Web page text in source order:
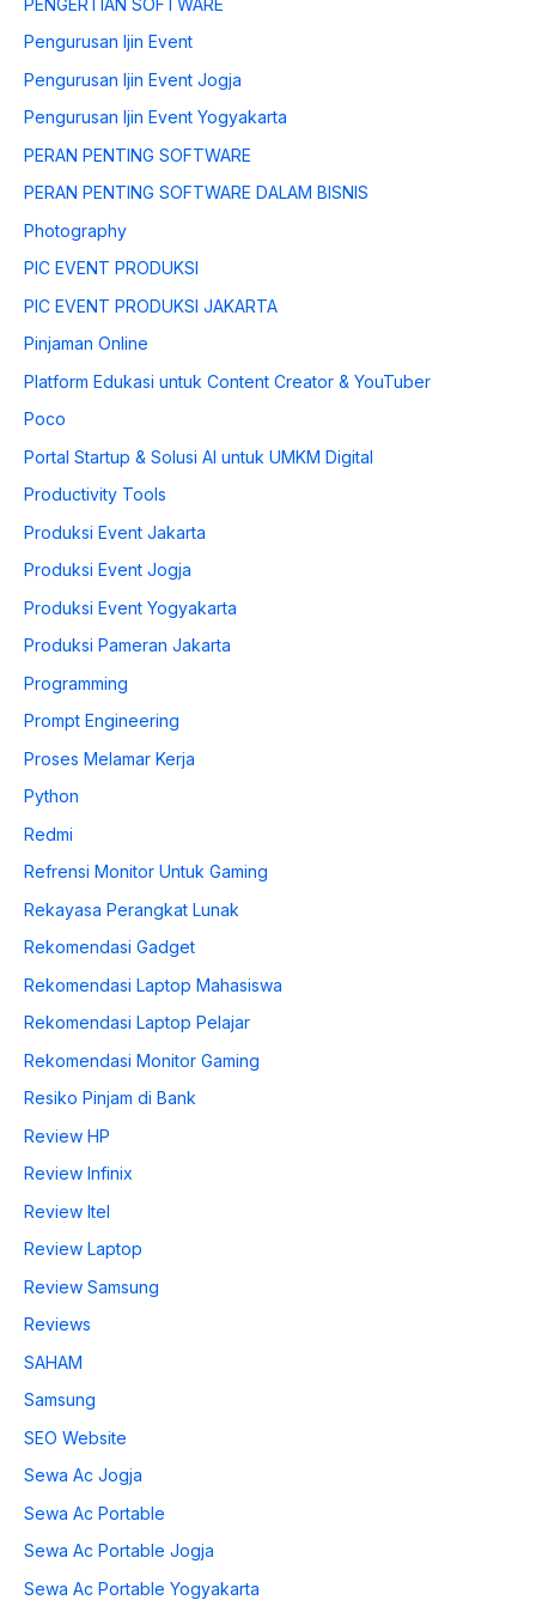
PENGERTIAN SOFTWARE
Pengurusan Ijin Event
Pengurusan Ijin Event Jogja
Pengurusan Ijin Event Yogyakarta
PERAN PENTING SOFTWARE
PERAN PENTING SOFTWARE DALAM BISNIS
Photography
PIC EVENT PRODUKSI
PIC EVENT PRODUKSI JAKARTA
Pinjaman Online
Platform Edukasi untuk Content Creator & YouTuber
Poco
Portal Startup & Solusi AI untuk UMKM Digital
Productivity Tools
Produksi Event Jakarta
Produksi Event Jogja
Produksi Event Yogyakarta
Produksi Pameran Jakarta
Programming
Prompt Engineering
Proses Melamar Kerja
Python
Redmi
Refrensi Monitor Untuk Gaming
Rekayasa Perangkat Lunak
Rekomendasi Gadget
Rekomendasi Laptop Mahasiswa
Rekomendasi Laptop Pelajar
Rekomendasi Monitor Gaming
Resiko Pinjam di Bank
Review HP
Review Infinix
Review Itel
Review Laptop
Review Samsung
Reviews
SAHAM
Samsung
SEO Website
Sewa Ac Jogja
Sewa Ac Portable
Sewa Ac Portable Jogja
Sewa Ac Portable Yogyakarta